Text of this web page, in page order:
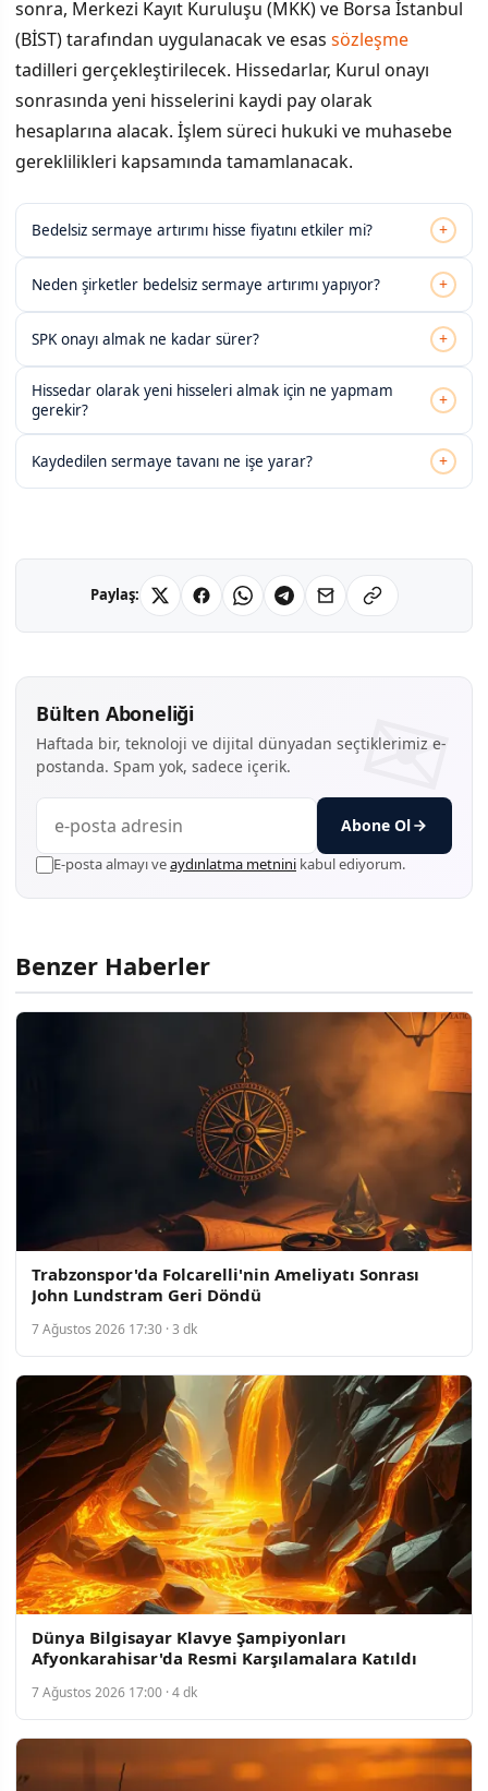
sonra, Merkezi Kayıt Kuruluşu (MKK) ve Borsa İstanbul
(BİST) tarafından uygulanacak ve esas sözleşme
tadilleri gerçekleştirilecek. Hissedarlar, Kurul onayı
sonrasında yeni hisselerini kaydi pay olarak
hesaplarına alacak. İşlem süreci hukuki ve muhasebe
gereklilikleri kapsamında tamamlanacak.
Bedelsiz sermaye artırımı hisse fiyatını etkiler mi? +
Neden şirketler bedelsiz sermaye artırımı yapıyor? +
SPK onayı almak ne kadar sürer? +
Hissedar olarak yeni hisseleri almak için ne yapmam
gerekir?
+
Kaydedilen sermaye tavanı ne işe yarar? +
Paylaş:
Bülten Aboneliği
Haftada bir, teknoloji ve dijital dünyadan seçtiklerimiz e-
postanda. Spam yok, sadece içerik.
Abone Ol
E-posta almayı veaydınlatma metnini kabul ediyorum.
Benzer Haberler
Trabzonspor'da Folcarelli'nin Ameliyatı Sonrası
John Lundstram Geri Döndü
7 Ağustos 2026 17:30 · 3 dk
Dünya Bilgisayar Klavye Şampiyonları
Afyonkarahisar'da Resmi Karşılamalara Katıldı
7 Ağustos 2026 17:00 · 4 dk